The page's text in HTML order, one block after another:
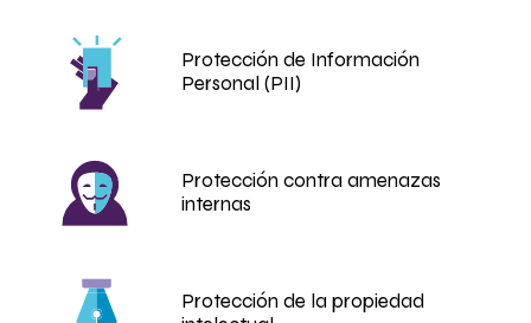
Protección de Información
Personal (PII)
Protección contra amenazas
internas
Protección de la propiedad